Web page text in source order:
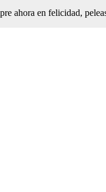
ahora en felicidad,